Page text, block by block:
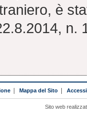
è
n.
| Mappa del Sito|
Sito web